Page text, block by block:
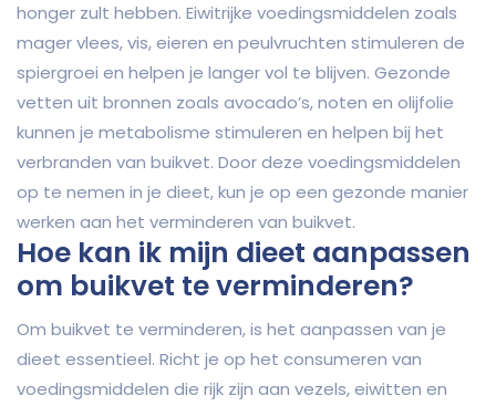
honger zult hebben. Eiwitrijke voedingsmiddelen zoals
mager vlees, vis, eieren en peulvruchten stimuleren de
spiergroei en helpen je langer vol te blijven. Gezonde
vetten uit bronnen zoals avocado’s, noten en olijfolie
kunnen je metabolisme stimuleren en helpen bij het
verbranden van buikvet. Door deze voedingsmiddelen
op te nemen in je dieet, kun je op een gezonde manier
werken aan het verminderen van buikvet.
Hoe kan ik mijn dieet aanpassen
om buikvet te verminderen?
Om buikvet te verminderen, is het aanpassen van je
dieet essentieel. Richt je op het consumeren van
voedingsmiddelen die rijk zijn aan vezels, eiwitten en